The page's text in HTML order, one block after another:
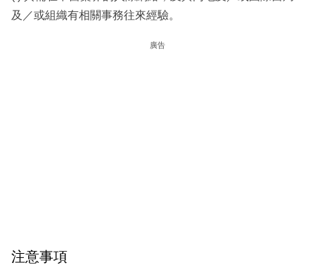
及／或組織有相關事務往來經驗。
廣告
注意事項